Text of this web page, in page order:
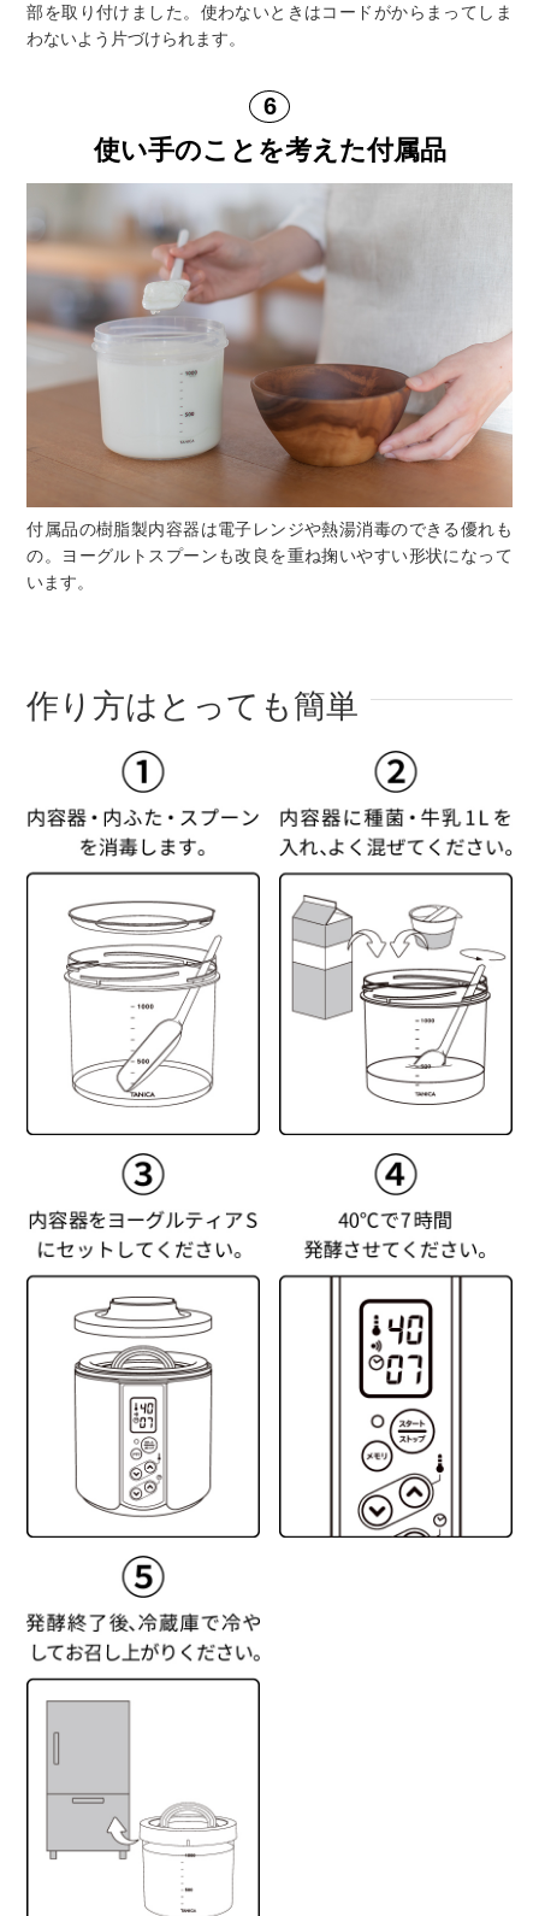
部を取り付けました。使わないときはコードがからまってしま
わないよう片づけられます。
使い手のことを考えた付属品
付属品の樹脂製内容器は電子レンジや熱湯消毒のできる優れも
の。ヨーグルトスプーンも改良を重ね掬いやすい形状になって
います。
作り方はとっても簡単